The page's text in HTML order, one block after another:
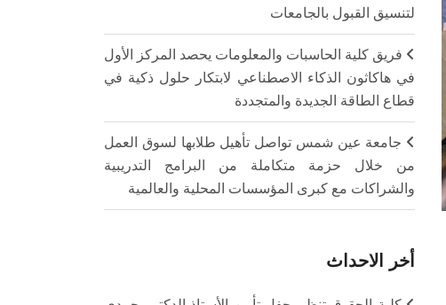
لتنسيق القبول بالجامعات
فريق كلية الحاسبات والمعلومات يحصد المركز الأول
في هاكاثون الذكاء الاصطناعي لابتكار حلول ذكية في
قطاع الطاقة الجديدة والمتجددة
جامعة عين شمس تواصل تأهيل طلابها لسوق العمل
من خلال حزمة متكاملة من البرامج التدريبية
والشراكات مع كبرى المؤسسات المحلية والعالمية
أخر الاحداث